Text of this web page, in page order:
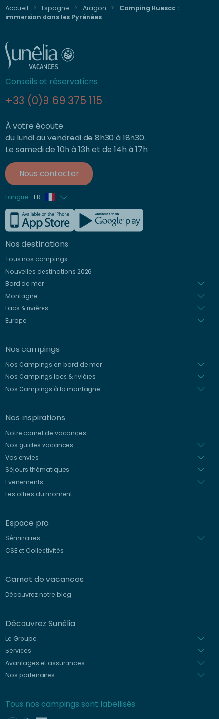
Accueil Espagne Aragon
Camping Huesca :
immersion dans les Pyrénées
Conseils et réservations
+33 (0)9 69 375 115
À votre écoute
du lundi au vendredi de 8h30 à 18h30.
Le samedi de 10h à 13h et de 14h à 17h
Nous contacter
Langue FR
Anglais
Allemand
Italien
Espagnol
Néerlandais
Nos destinations
Tous nos campings
Nouvelles destinations 2026
Bord de mer
Montagne
Lacs & rivières
Europe
Nos campings
Nos Campings en bord de mer
Nos Campings lacs & rivières
Nos Campings à la montagne
Nos inspirations
Notre carnet de vacances
Nos guides vacances
Vos envies
Séjours thématiques
Evénements
Les offres du moment
Espace pro
Séminaires
CSE et Collectivités
Carnet de vacances
Découvrez notre blog
Découvrez Sunêlia
Le Groupe
Services
Avantages et assurances
Nos partenaires
Tous nos campings sont labellisés